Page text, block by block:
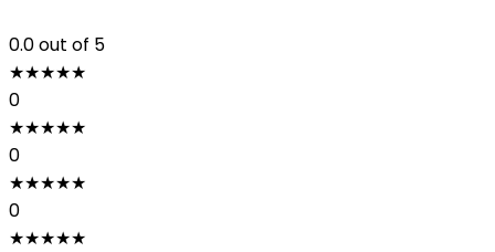
0.0out of 5
★★★★★
0
★★★★★
0
★★★★★
0
★★★★★